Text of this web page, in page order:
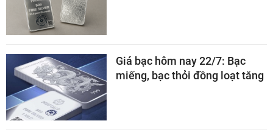
Giá bạc hôm nay 22/7: Bạc
miếng, bạc thỏi đồng loạt tăng